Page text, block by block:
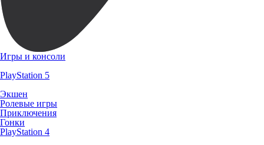
Игры и консоли
PlayStation 5
Экшен
Ролевые игры
Приключения
Гонки
PlayStation 4